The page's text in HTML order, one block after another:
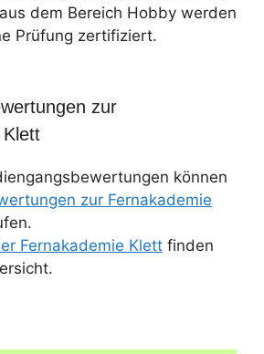
dem Bereich Hobby werden
Prüfung zertifiziert.
zur
können
zur Fernakademie
Fernakademie Klett finden